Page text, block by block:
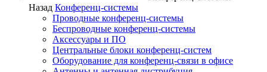
Назад Конференц-системы
Проводные конференц-системы
Беспроводные конференц-системы
Аксессуары и ПО
Центральные блоки конференц-систем
Оборудование для конференц-связи в офисе